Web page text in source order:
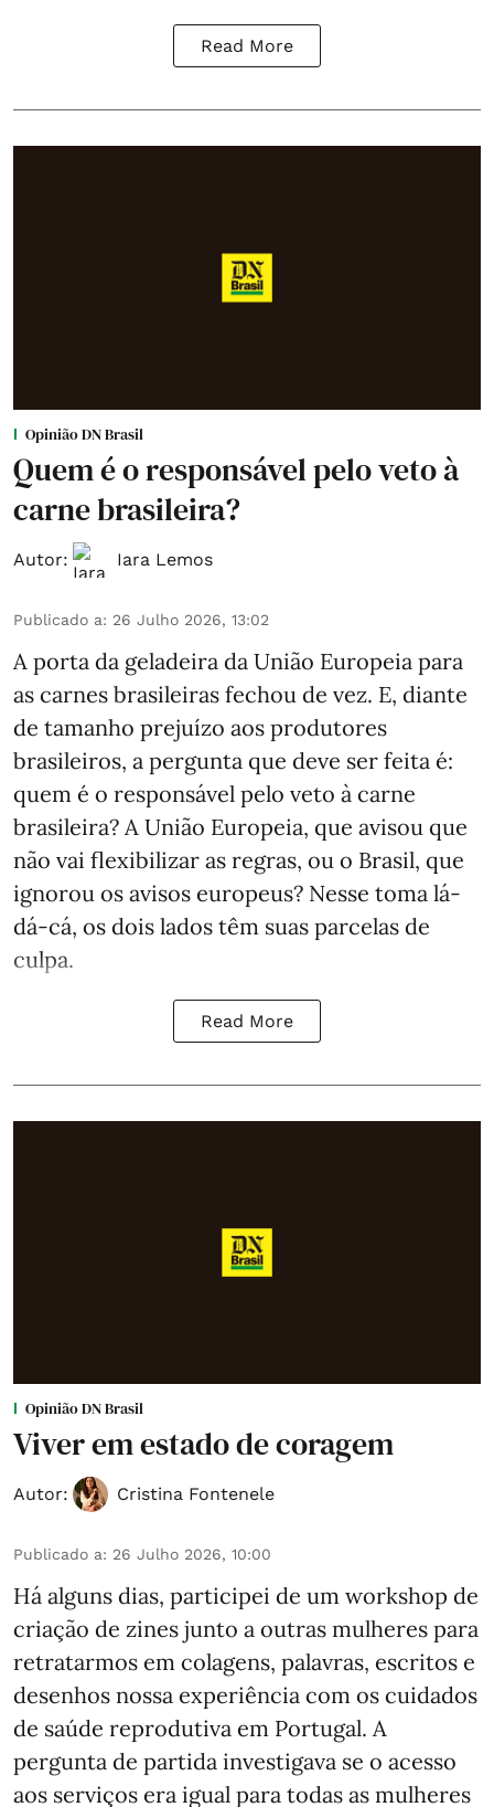
Read More
Opinião DN Brasil
Quem é o responsável pelo veto à
carne brasileira?
Autor: Iara Lemos
Publicado a: 26 Julho 2026, 13:02
A porta da geladeira da União Europeia para
as carnes brasileiras fechou de vez. E, diante
de tamanho prejuízo aos produtores
brasileiros, a pergunta que deve ser feita é:
quem é o responsável pelo veto à carne
brasileira? A União Europeia, que avisou que
não vai flexibilizar as regras, ou o Brasil, que
ignorou os avisos europeus? Nesse toma lá-
dá-cá, os dois lados têm suas parcelas de
culpa.
Read More
Opinião DN Brasil
Viver em estado de coragem
Autor: Cristina Fontenele
Publicado a: 26 Julho 2026, 10:00
Há alguns dias, participei de um workshop de
criação de zines junto a outras mulheres para
retratarmos em colagens, palavras, escritos e
desenhos nossa experiência com os cuidados
de saúde reprodutiva em Portugal. A
pergunta de partida investigava se o acesso
aos serviços era igual para todas as mulheres